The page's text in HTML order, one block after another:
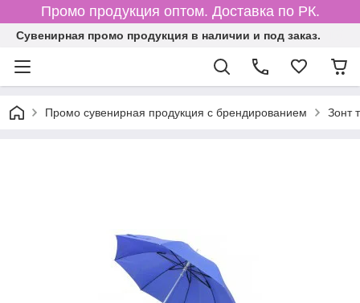
Промо продукция оптом. Доставка по РК.
Cувенирная промо продукция в наличии и под заказ.
Промо сувенирная продукция с брендированием Зонт